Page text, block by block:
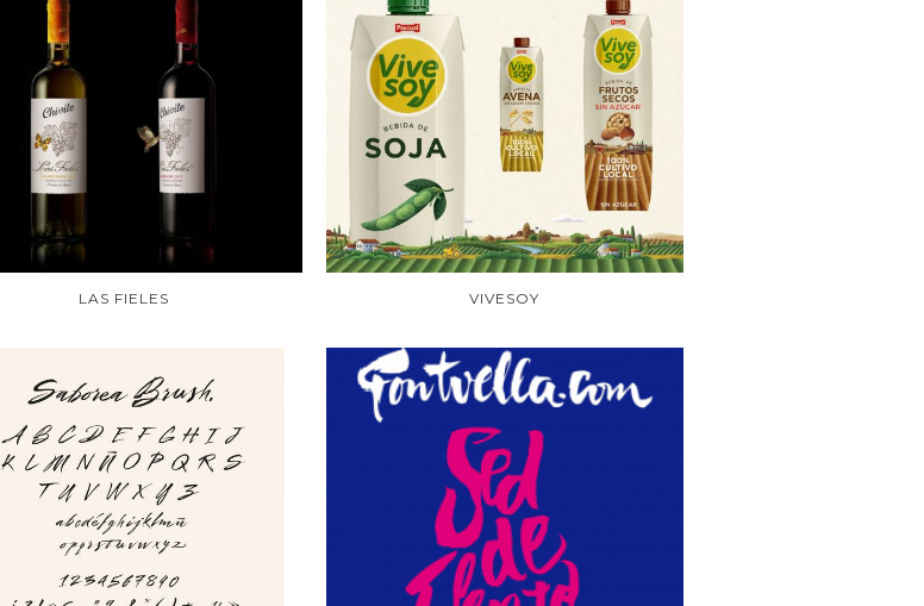
LAS FIELES VIVESOY